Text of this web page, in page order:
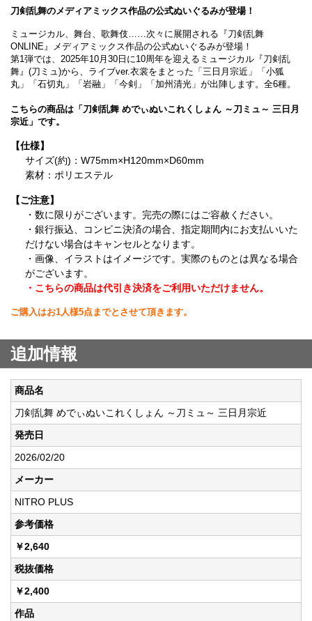
刀剣乱舞のメディアミックス作品の公式ぬいぐるみが登場！
ミュージカル、舞台、歌舞伎……次々に展開される『刀剣乱舞
ONLINE』メディアミックス作品の公式ぬいぐるみが登場！
第1弾では、2025年10月30日に10周年を迎えるミュージカル『刀剣乱
舞』(刀ミュ)から、ライブver.衣裳をまとった「三日月宗近」「小狐
丸」「石切丸」「岩融」「今剣」「加州清光」が出陣します。全6種。
こちらの商品は「刀剣乱舞 めでぃぬいこれくしょん ～刀ミュ～ 三日月
宗近」です。
【仕様】
サイズ(約)：W75mm×H120mm×D60mm
素材：ポリエステル
【ご注意】
・数に限りがございます。完売の際にはご容赦ください。
・銀行振込、コンビニ決済の場合、指定期間内にお支払いいた
だけない場合はキャンセルとなります。
・画像、イラストはイメージです。実際のものとは異なる場合
がございます。
・こちらの商品は代引き決済をご利用いただけません。
ご購入はお1人様5点までとさせて頂きます。
追加情報
商品名
刀剣乱舞 めでぃぬいこれくしょん ～刀ミュ～ 三日月宗近
発売日
2026/02/20
メーカー
NITRO PLUS
参考価格
￥2,640
税抜価格
￥2,400
作品